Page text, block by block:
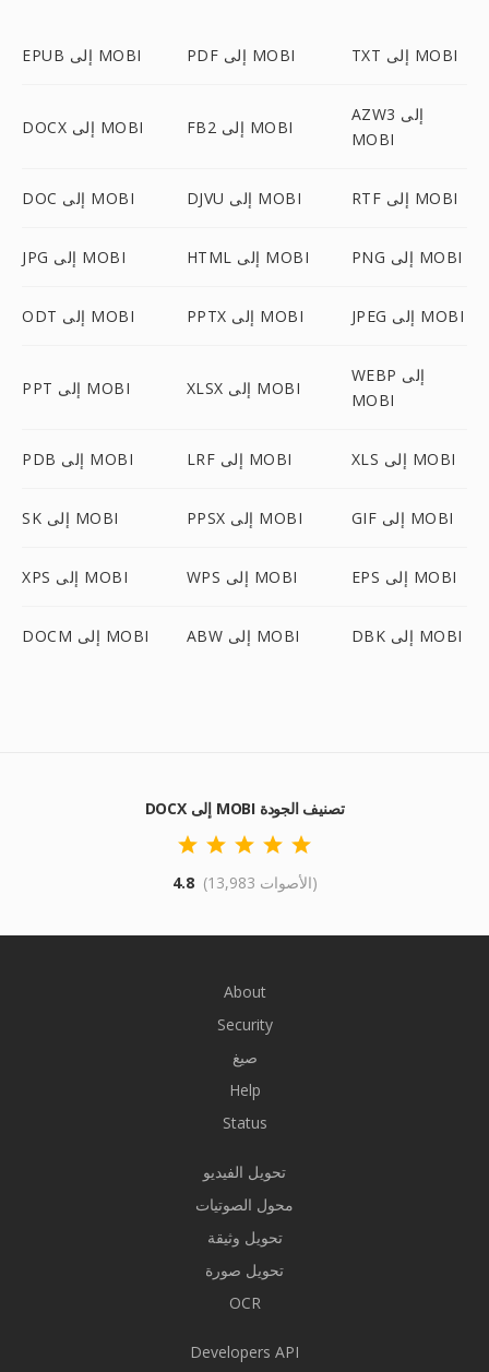
EPUB إلى MOBI PDF إلى MOBI TXT إلى MOBI
DOCX إلى MOBI FB2 إلى MOBI
AZW3 إلى
MOBI
DOC إلى MOBI DJVU إلى MOBI RTF إلى MOBI
JPG إلى MOBI HTML إلى MOBI PNG إلى MOBI
ODT إلى MOBI PPTX إلى MOBI JPEG إلى MOBI
PPT إلى MOBI XLSX إلى MOBI
WEBP إلى
MOBI
PDB إلى MOBI LRF إلى MOBI XLS إلى MOBI
SK إلى MOBI PPSX إلى MOBI GIF إلى MOBI
XPS إلى MOBI WPS إلى MOBI EPS إلى MOBI
DOCM إلى MOBI ABW إلى MOBI DBK إلى MOBI
DOCX إلى MOBI تصنيف الجودة
4.8 (13,983 الأصوات)
About
Security
صيغ
Help
Status
تحويل الفيديو
محول الصوتيات
تحويل وثيقة
تحويل صورة
OCR
Developers API